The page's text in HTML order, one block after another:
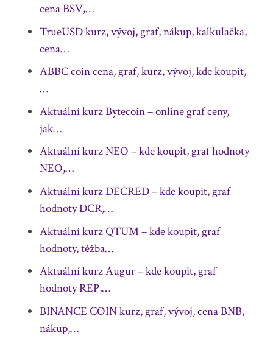
cena BSV,…
TrueUSD kurz, vývoj, graf, nákup, kalkulačka,
cena…
ABBC coin cena, graf, kurz, vývoj, kde koupit,
…
Aktuální kurz Bytecoin – online graf ceny,
jak…
Aktuální kurz NEO – kde koupit, graf hodnoty
NEO,…
Aktuální kurz DECRED – kde koupit, graf
hodnoty DCR,…
Aktuální kurz QTUM – kde koupit, graf
hodnoty, těžba…
Aktuální kurz Augur – kde koupit, graf
hodnoty REP,…
BINANCE COIN kurz, graf, vývoj, cena BNB,
nákup,…